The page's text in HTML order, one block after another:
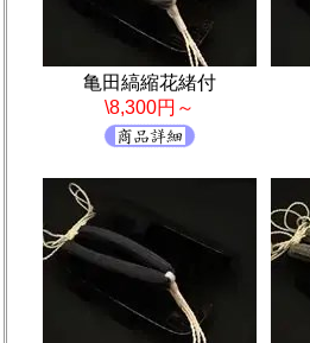
亀田縞縮花緒付
\8,300円～